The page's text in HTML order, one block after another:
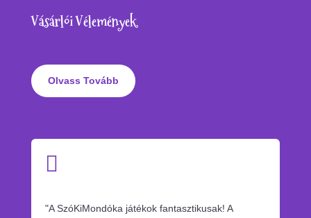
Vásárlói Vélemények
Olvass Tovább

"A SzóKiMondóka játékok fantasztikusak! A